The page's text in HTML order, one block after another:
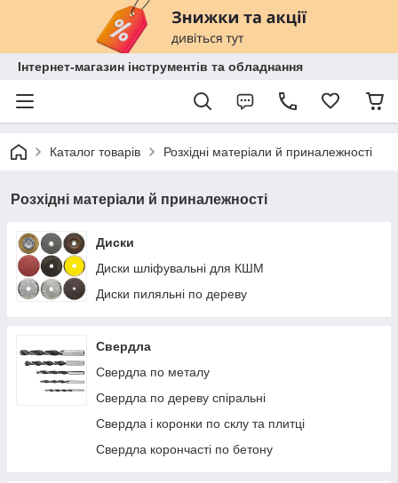
Інтернет-магазин інструментів та обладнання
Каталог товарів Розхідні матеріали й приналежності
Розхідні матеріали й приналежності
Диски
Диски шліфувальні для КШМ
Диски пиляльні по дереву
Свердла
Свердла по металу
Свердла по дереву спіральні
Свердла і коронки по склу та плитці
Свердла корончасті по бетону